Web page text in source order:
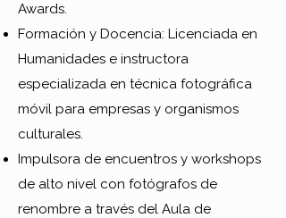
Awards.
Formación y Docencia: Licenciada en
Humanidades e instructora
especializada en técnica fotográfica
móvil para empresas y organismos
culturales.
Impulsora de encuentros y workshops
de alto nivel con fotógrafos de
renombre a través del Aula de